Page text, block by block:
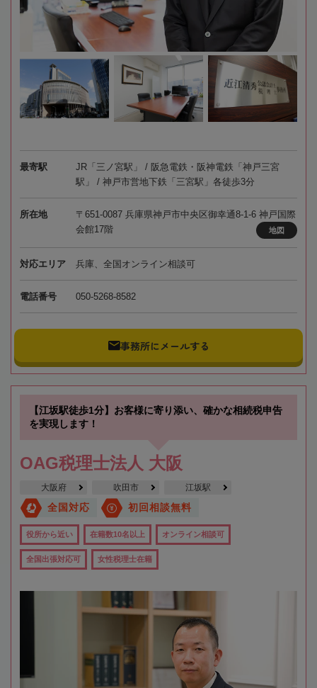
最寄駅
JR「三ノ宮駅」 / 阪急電鉄・阪神電鉄「神戸三宮
駅」 / 神戸市営地下鉄「三宮駅」各徒歩3分
所在地
〒651-0087 兵庫県神戸市中央区御幸通8-1-6 神戸国際
会館17階
地図
対応エリア 兵庫、全国オンライン相談可
電話番号 050-5268-8582
事務所にメールする
【江坂駅徒歩1分】お客様に寄り添い、確かな相続税申告
を実現します！
OAG税理士法人 大阪
大阪府 吹田市 江坂駅
全国対応 初回相談無料
役所から近い 在籍数10名以上 オンライン相談可
全国出張対応可 女性税理士在籍